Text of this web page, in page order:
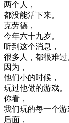
两个人 ，
都没能活下来。
克劳德 ，
今年六十九岁。
听到 这个消息 ，
很多人 ， 都很难过
因为 ，
他们小的时候 ，
玩过他做的游戏。
你看 ，
我们玩的每一个游
后面 ，